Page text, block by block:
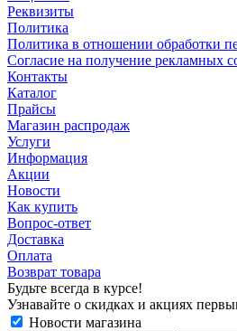
Реквизиты
Политика
Политика в отношении обработки
Согласие на получение рекламных
Контакты
Каталог
Прайсы
Магазин распродаж
Услуги
Информация
Акции
Новости
Как купить
Вопрос-ответ
Доставка
Оплата
Возврат товара
Будьте всегда в курсе!
Узнавайте о скидках и акциях
Новости магазина